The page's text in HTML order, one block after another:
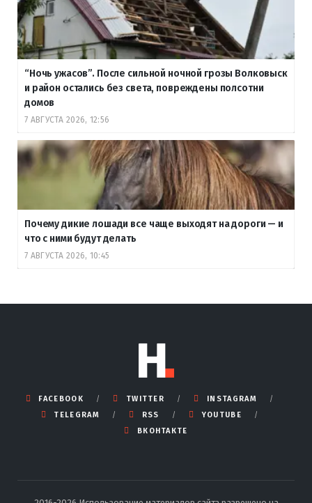
“Ночь ужасов”. После сильной ночной грозы Волковыск
и район остались без света, повреждены полсотни
домов
7 АВГУСТА 2026, 12:56
Почему дикие лошади все чаще выходят на дороги — и
что с ними будут делать
7 АВГУСТА 2026, 10:45
FACEBOOK TWITTER
INSTAGRAM
TELEGRAM
RSS
YOUTUBE
ВКОНТАКТЕ